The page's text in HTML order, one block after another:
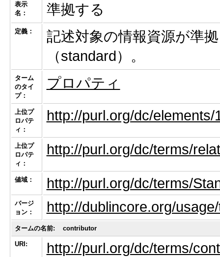
表示
名：
準拠する
定義：
記述対象の情報資源が準
（standard）。
ターム
のタイ
プ：
プロパティ
上位プ
ロパテ
ィ：
http://purl.org/dc/elements/
上位プ
ロパテ
ィ：
http://purl.org/dc/terms/
値域： http://purl.org/dc/terms/
バージ
ョン：
http://dublincore.org/
タームの名前: contributor
URI: http://purl.org/dc/terms/